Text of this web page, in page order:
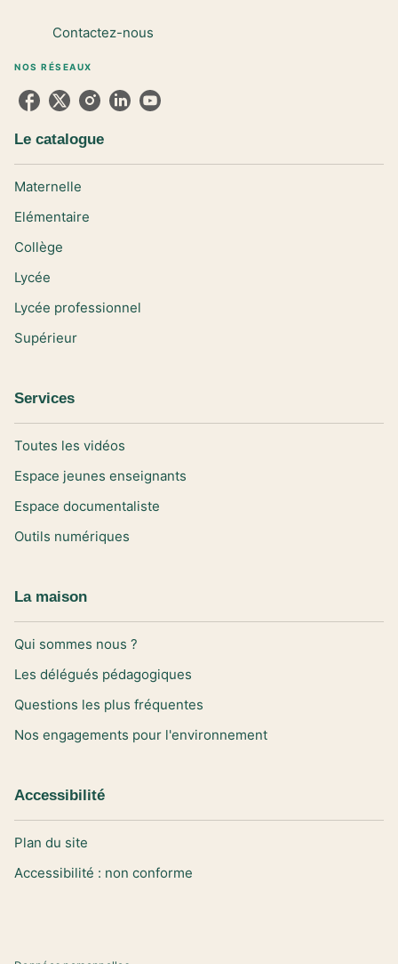
Contactez-nous
NOS RÉSEAUX
Le catalogue
Maternelle
Elémentaire
Collège
Lycée
Lycée professionnel
Supérieur
Services
Toutes les vidéos
Espace jeunes enseignants
Espace documentaliste
Outils numériques
La maison
Qui sommes nous ?
Les délégués pédagogiques
Questions les plus fréquentes
Nos engagements pour l'environnement
Accessibilité
Plan du site
Accessibilité : non conforme